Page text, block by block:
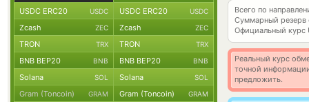
Всего по
Суммарный резерв
Официальный курс
Реальный курс
точной
предложить.
USDC ERC20 USDC USDC ERC20 USDC
Zcash ZEC Zcash ZEC
TRON TRX TRON TRX
BNB BEP20 BNB BNB BEP20 BNB
Solana SOL Solana SOL
Gram (Toncoin) GRAM Gram (Toncoin) GRAM